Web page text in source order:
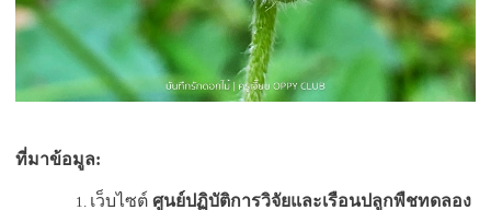
ที่มาข้อมูล:
เว็บไซต์ศูนย์ปฏิบัติการวิจัยและเรือนปลูกพืชทดลอง